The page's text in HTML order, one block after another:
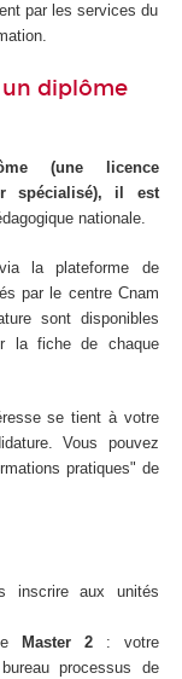
par les services du
diplôme
(une licence
spécialisé), il est
nationale.
la plateforme de
par le centre Cnam
sont disponibles
la fiche de chaque
se tient à votre
Vous pouvez
pratiques" de
inscrire aux unités
Master 2: votre
processus de